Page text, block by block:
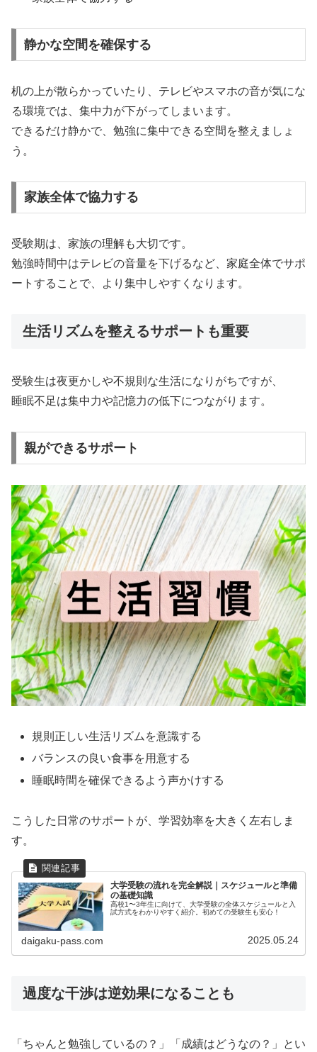
静かな空間を確保する
机の上が散らかっていたり、テレビやスマホの音が気にな
る環境では、集中力が下がってしまいます。
できるだけ静かで、勉強に集中できる空間を整えましょ
う。
家族全体で協力する
受験期は、家族の理解も大切です。
勉強時間中はテレビの音量を下げるなど、家庭全体でサポ
ートすることで、より集中しやすくなります。
生活リズムを整えるサポートも重要
受験生は夜更かしや不規則な生活になりがちですが、
睡眠不足は集中力や記憶力の低下につながります。
親ができるサポート
規則正しい生活リズムを意識する
バランスの良い食事を用意する
睡眠時間を確保できるよう声かけする
こうした日常のサポートが、学習効率を大きく左右しま
す。
大学受験の流れを完全解説｜スケジュールと準備
の基礎知識
高校1〜3年生に向けて、大学受験の全体スケジュールと入
試方式をわかりやすく紹介。初めての受験生も安心！
daigaku-pass.com 2025.05.24
過度な干渉は逆効果になることも
「ちゃんと勉強しているの？」「成績はどうなの？」とい